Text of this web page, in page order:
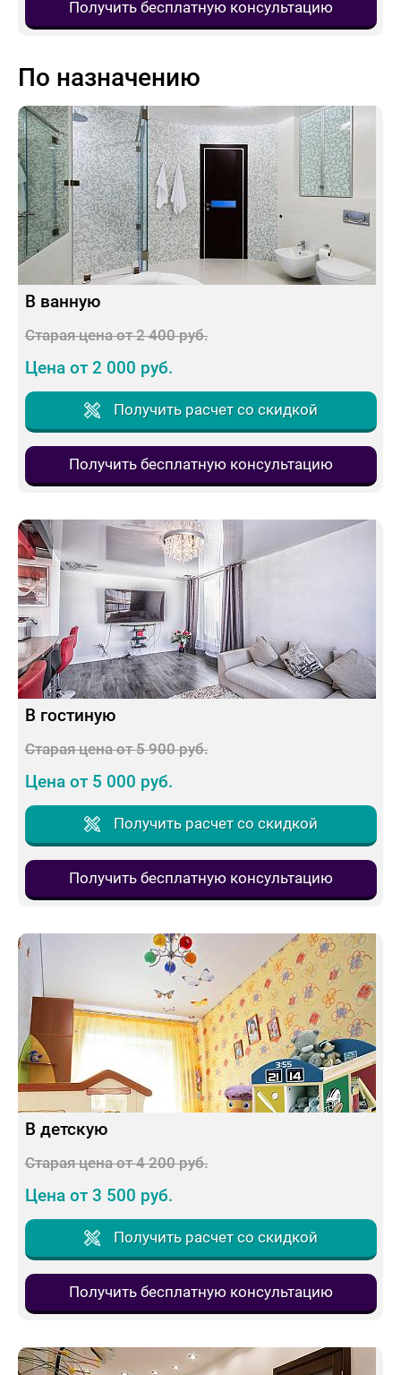
Получить бесплатную консультацию
По назначению
В ванную
Старая цена от 2 400 руб.
Цена от 2 000 руб.
Получить расчет со скидкой
Получить бесплатную консультацию
В гостиную
Старая цена от 5 900 руб.
Цена от 5 000 руб.
Получить расчет со скидкой
Получить бесплатную консультацию
В детскую
Старая цена от 4 200 руб.
Цена от 3 500 руб.
Получить расчет со скидкой
Получить бесплатную консультацию